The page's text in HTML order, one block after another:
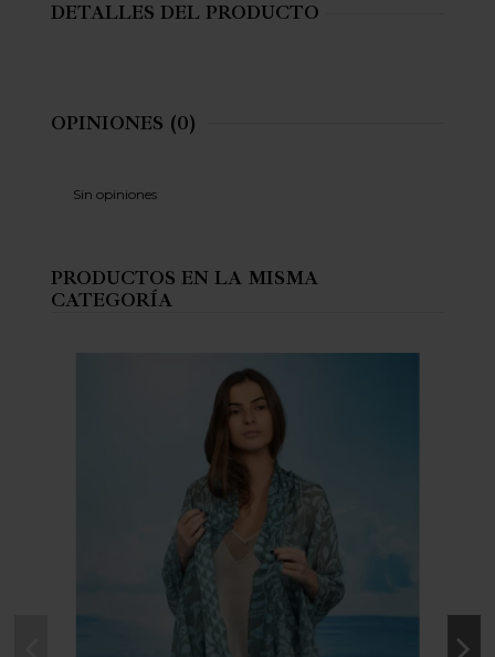
DETALLES DEL PRODUCTO
OPINIONES (0)
Sin opiniones
PRODUCTOS EN LA MISMA
CATEGORÍA